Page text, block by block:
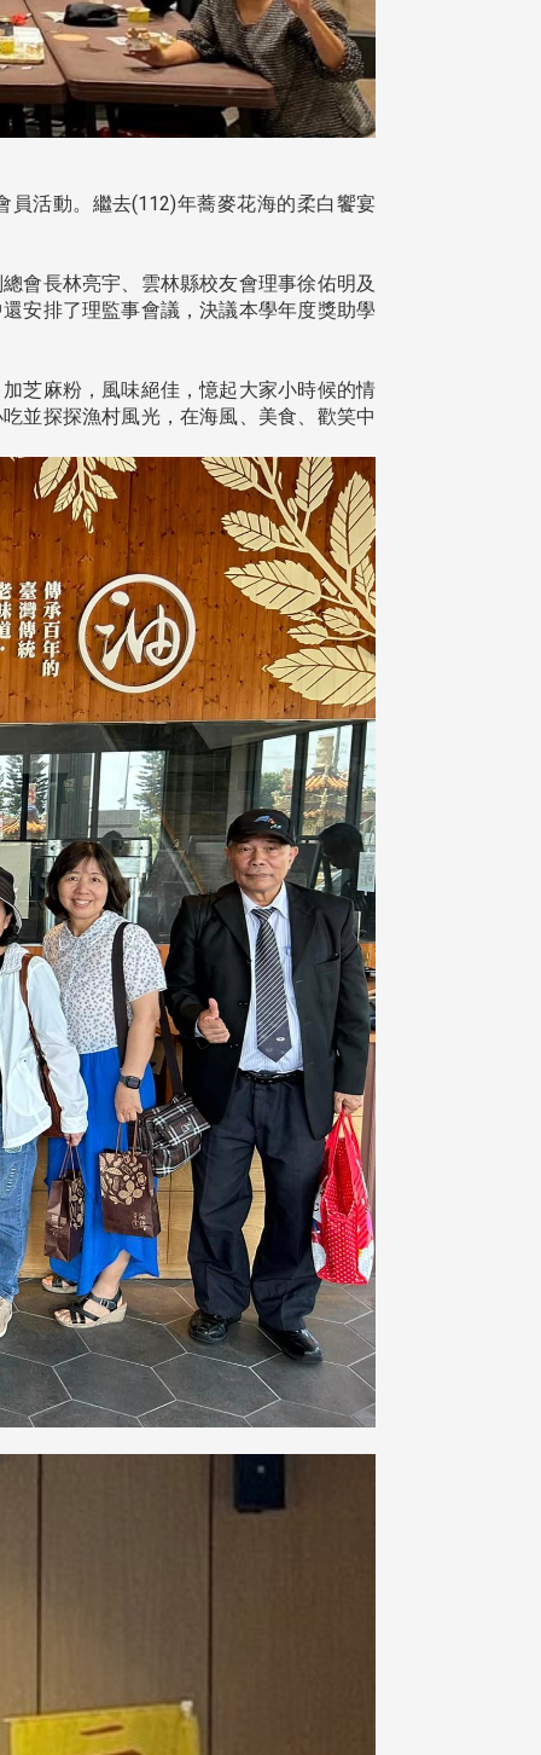
活動。繼去(112)年蕎麥花海的柔白饗宴
會長林亮宇、雲林縣校友會理事徐佑明及
安排了理監事會議，決議本學年度獎助學
芝麻粉，風味絕佳，憶起大家小時候的情
並探探漁村風光，在海風、美食、歡笑中